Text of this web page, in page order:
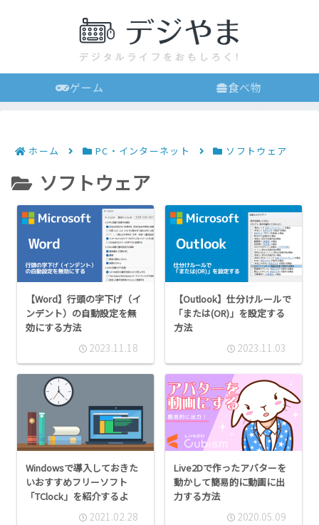
ゲーム 食べ物
ホーム PC・インターネット ソフトウェア
ソフトウェア
【Word】行頭の字下げ（イ
ンデント）の自動設定を無
効にする方法
2023.11.18
【Outlook】仕分けルールで
「または(OR)」を設定する
方法
2023.11.03
Windowsで導入しておきた
いおすすめフリーソフト
「TClock」を紹介するよ
2021.02.28
Live2Dで作ったアバターを
動かして簡易的に動画に出
力する方法
2020.05.09